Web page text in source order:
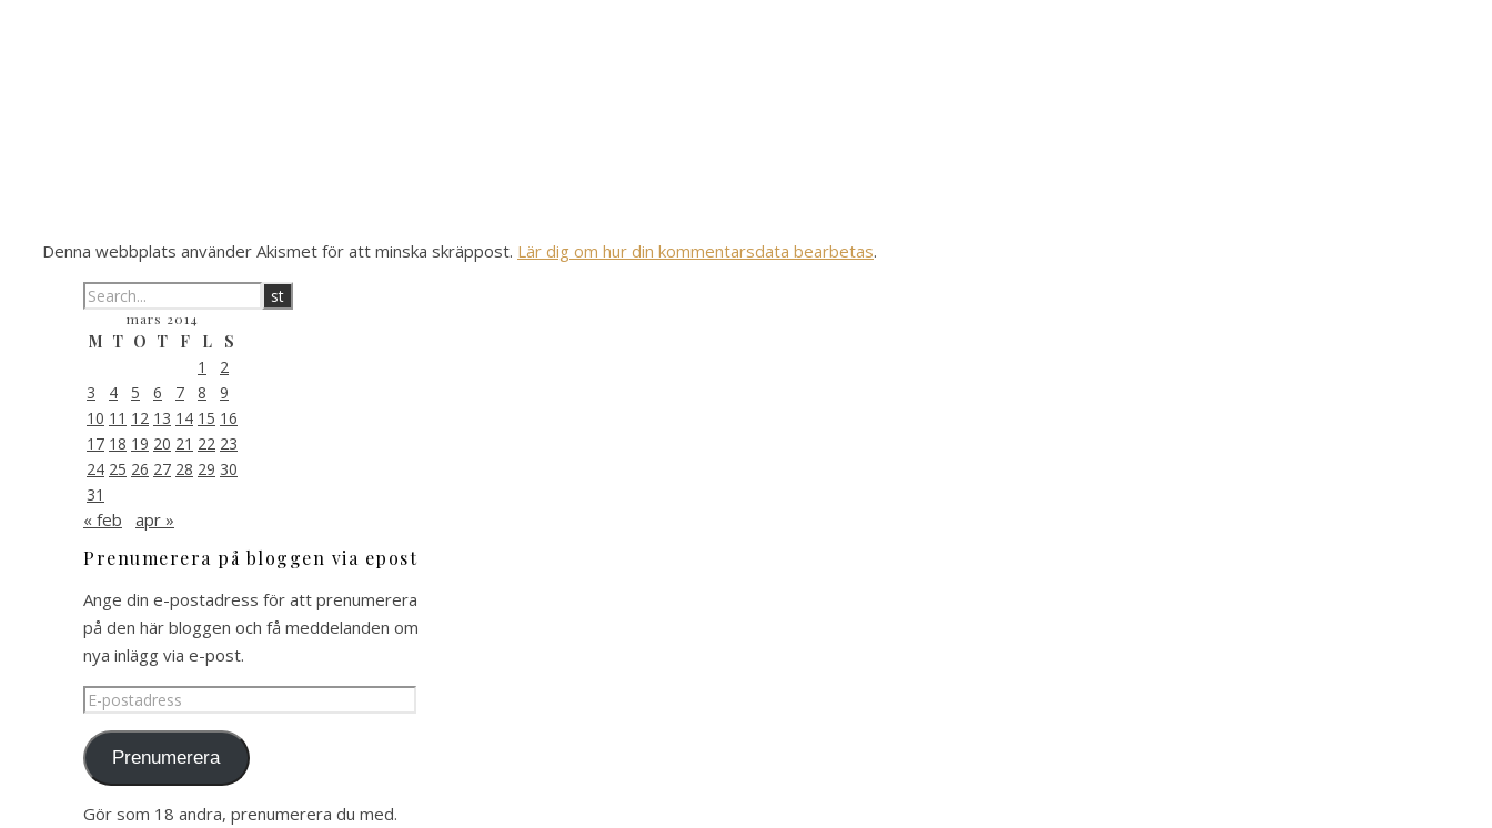
Denna webbplats använder Akismet för att minska skräppost. Lär dig om hur din kommentarsdata bearbetas.
mars 2014
M T O T F L
S
1
2
3
4 5 6 7 8
9
10 11 12 13 14 15 16
17 18 19 20 21 22 23
24 25 26 27 28 29 30
31
« feb apr »
Prenumerera på bloggen via epost
Ange din e-postadress för att prenumerera
på den här bloggen och få meddelanden om
nya inlägg via e-post.
E-
postadress
Prenumerera
Gör som 18 andra, prenumerera du med.